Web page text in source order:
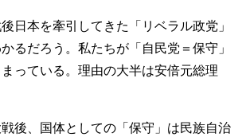
日本を牽引してきた「リベラル政党」
るだろう。私たちが「自民党＝保守」
っている。理由の大半は安倍元総理
後、国体としての「保守」は民族自治